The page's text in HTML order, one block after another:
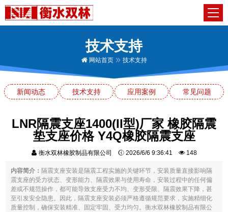
技术支持
网站首页 技术支持
新闻动态 技术支持 应用案例 常见问题
LNR隔震支座1400(II型)厂家 橡胶隔震
垫支座价格 Y4Q橡胶隔震支座
衡水双林橡胶制品有限公司 2026/6/6 9:36:41 148
内容简介：隔震支座安装是隔震工程实施的关键环节，安装质量直接影响隔
震支座的受力状态、变形能力、隔震效果与使用寿命，安装过程中的任何偏
差或不规范操作，都可能导致支座受力不均、变形受限、隔震效果下降，甚
至引发安全隐患。因此，隔震支座安装必须严格遵循规范要求，实施精细化
质量控制，确保安装精准、固定牢固、受力均匀。衡水双林橡胶制品有限公